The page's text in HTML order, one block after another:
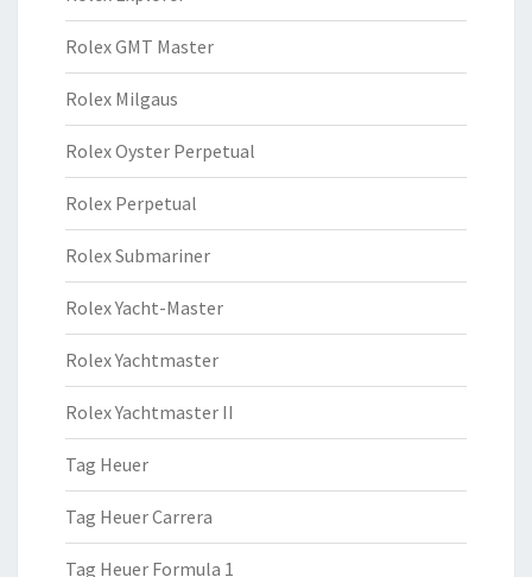
Rolex GMT Master
Rolex Milgaus
Rolex Oyster Perpetual
Rolex Perpetual
Rolex Submariner
Rolex Yacht-Master
Rolex Yachtmaster
Rolex Yachtmaster II
Tag Heuer
Tag Heuer Carrera
Tag Heuer Formula 1